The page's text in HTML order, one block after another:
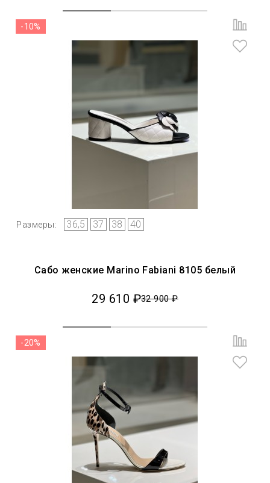
Размеры: 36,5 37 38 40
-10%
Сабо женские Marino Fabiani 8105 белый
29 610 ₽32 900 ₽
-20%